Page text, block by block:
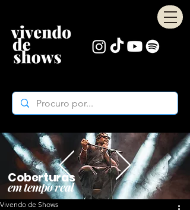
Coberturas
em tempo real
Vivendo de Shows